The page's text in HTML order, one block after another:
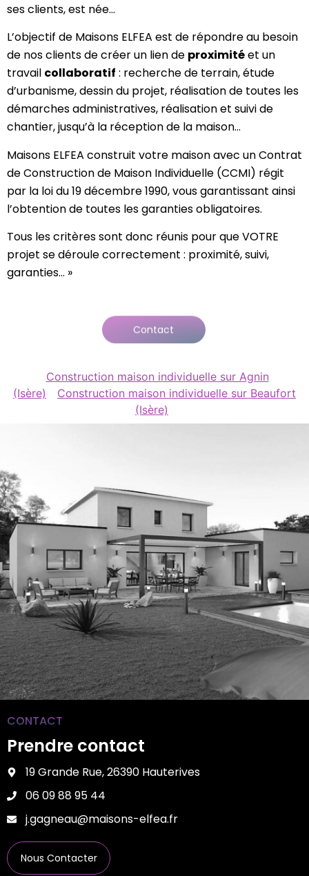
ses clients, est née…
L’objectif de Maisons ELFEA est de répondre au besoin
de nos clients de créer un lien de proximitéet un
travail collaboratif : recherche de terrain, étude
d’urbanisme, dessin du projet, réalisation de toutes les
démarches administratives, réalisation et suivi de
chantier, jusqu’à la réception de la maison…
Maisons ELFEA construit votre maison avec un Contrat
de Construction de Maison Individuelle (CCMI) régit
par la loi du 19 décembre 1990, vous garantissant ainsi
l’obtention de toutes les garanties obligatoires.
Tous les critères sont donc réunis pour que VOTRE
projet se déroule correctement : proximité, suivi,
garanties… »
Contact
Construction maison individuelle sur Agnin
(Isère)
Construction maison individuelle sur Beaufort
(Isère)
CONTACT
Prendre contact
19 Grande Rue, 26390 Hauterives
06 09 88 95 44
j.gagneau@maisons-elfea.fr
Nous Contacter